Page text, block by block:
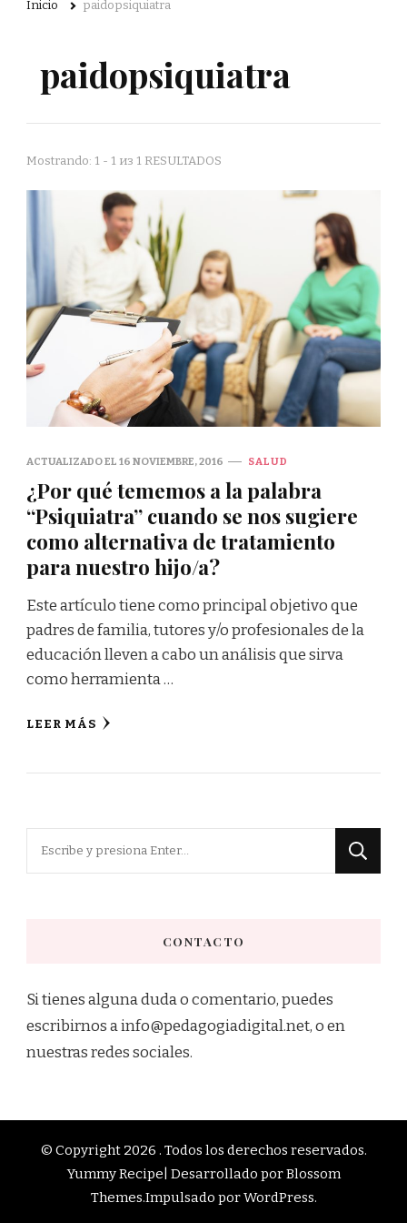
Inicio paidopsiquiatra
paidopsiquiatra
Mostrando: 1 - 1 из 1 RESULTADOS
ACTUALIZADO EL 16 NOVIEMBRE, 2016 SALUD
¿Por qué tememos a la palabra
“Psiquiatra” cuando se nos sugiere
como alternativa de tratamiento
para nuestro hijo/a?
Este artículo tiene como principal objetivo que
padres de familia, tutores y/o profesionales de la
educación lleven a cabo un análisis que sirva
como herramienta …
LEER MÁS
CONTACTO
Si tienes alguna duda o comentario, puedes
escribirnos a info@pedagogiadigital.net, o en
nuestras redes sociales.
© Copyright 2026 . Todos los derechos reservados.
Yummy Recipe| Desarrollado porBlossom
Themes.Impulsado porWordPress.